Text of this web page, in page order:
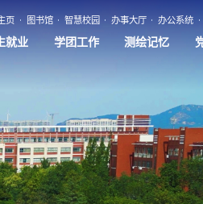
页 图书馆 智慧校园 办事大厅 办公系统
就业 学团工作 测绘记忆